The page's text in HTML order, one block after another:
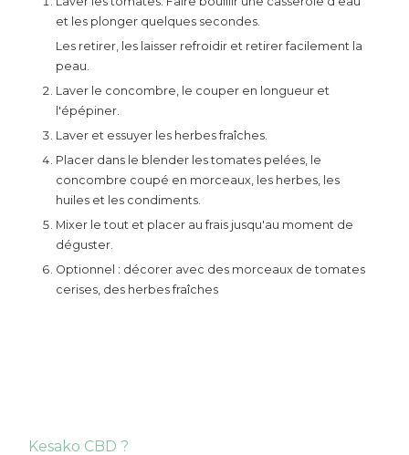
et les plonger quelques secondes.
Les retirer, les laisser refroidir et retirer facilement la
peau.
Laver le concombre, le couper en longueur et
l'épépiner.
Laver et essuyer les herbes fraîches.
Placer dans le blender les tomates pelées, le
concombre coupé en morceaux, les herbes, les
huiles et les condiments.
Mixer le tout et placer au frais jusqu'au moment de
déguster.
Optionnel : décorer avec des morceaux de tomates
cerises, des herbes fraîches
Kesako CBD ?